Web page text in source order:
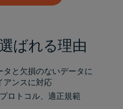
ばれる理由
タと欠損のないデータに
アンスに対応
ロトコル、適正規範